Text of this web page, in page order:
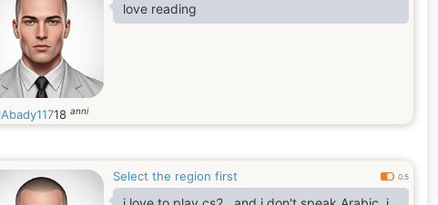
love reading
Abady11718 anni
Select the region first 0.5